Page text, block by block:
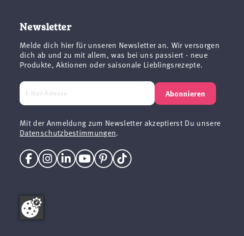
Newsletter
Melde dich hier für unseren Newsletter an. Wir versorgen
dich ab und zu mit allem, was bei uns passiert - neue
Produkte, Aktionen oder saisonale Lieblingsrezepte.
Abonnieren
Mit der Anmeldung zum Newsletter akzeptierst Du unsere
Datenschutzbestimmungen.